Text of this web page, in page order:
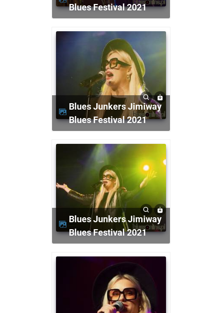
Blues Festival 2021
Blues Junkers Jimiway
Blues Festival 2021
Blues Junkers Jimiway
Blues Festival 2021